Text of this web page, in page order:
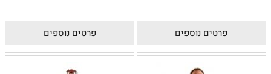
פרטים נוספים פרטים נוספים